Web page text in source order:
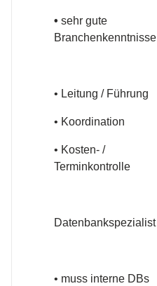
• sehr gute
Branchenkenntnisse
• Leitung / Führung
• Koordination
• Kosten- /
Terminkontrolle
Datenbankspezialist
• muss interne DBs